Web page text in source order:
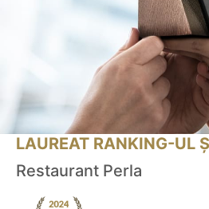
LAUREAT RANKING-UL
Restaurant Perla